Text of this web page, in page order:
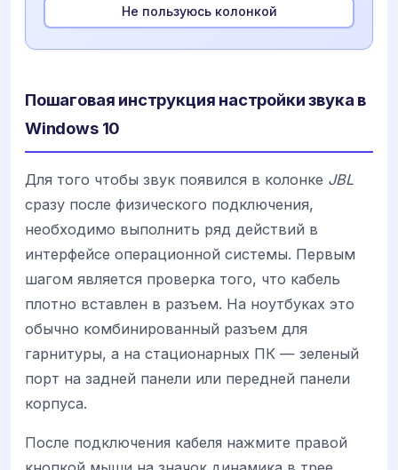
Не пользуюсь колонкой
Пошаговая инструкция настройки звука в
Windows 10
Для того чтобы звук появился в колонке JBL
сразу после физического подключения,
необходимо выполнить ряд действий в
интерфейсе операционной системы. Первым
шагом является проверка того, что кабель
плотно вставлен в разъем. На ноутбуках это
обычно комбинированный разъем для
гарнитуры, а на стационарных ПК — зеленый
порт на задней панели или передней панели
корпуса.
После подключения кабеля нажмите правой